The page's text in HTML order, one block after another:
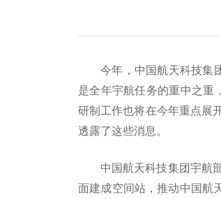
今年，中国航天科技集
是全年宇航任务的重中之重
研制工作也将在今年重点展
透露了这些消息。
中国航天科技集团宇航
面建成空间站，推动中国航